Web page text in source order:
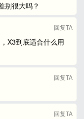
别很大吗？
回复TA
X3到底适合什么用
回复TA
回复TA